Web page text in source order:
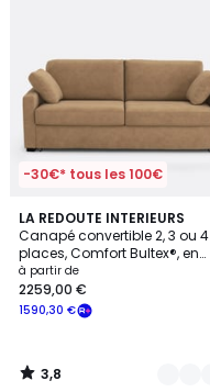
-30€* tous les 100€
LA REDOUTE INTERIEURS
Canapé convertible 2, 3 ou 4
places, Comfort Bultex®, en
velours, TIMOR
à partir de
1590,30 €
2259,00 €
3,8
/ 5
7
Couleurs
3,8
/